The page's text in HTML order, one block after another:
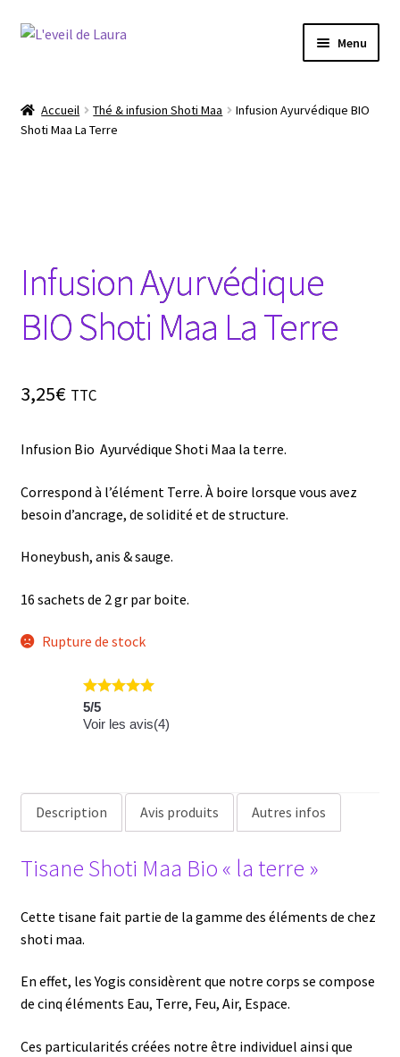
Aller
navigation
Aller
Menu
Conseils produits bien être
La méditation
Le Yoga
Accueil Thé & infusion Shoti Maa
Infusion Ayurvédique BIO
Shoti Maa La Terre
Infusion Ayurvédique
BIO Shoti Maa La Terre
3,25€ TTC
Infusion Bio Ayurvédique Shoti Maa la terre.
Correspond à l’élément Terre. À boire lorsque vous avez
besoin d’ancrage, de solidité et de structure.
Honeybush, anis & sauge.
16 sachets de 2 gr par boite.
Rupture de stock
5/5
Voir les avis(4)
Description Avis produits Autres infos
Tisane Shoti Maa Bio « la terre »
Cette tisane fait partie de la gamme des éléments de chez
shoti maa.
En effet, les Yogis considèrent que notre corps se compose
de cinq éléments Eau, Terre, Feu, Air, Espace.
Ces particularités créées notre être individuel ainsi que